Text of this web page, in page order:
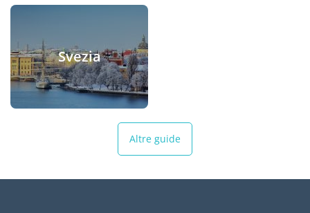
Svezia
Altre guide